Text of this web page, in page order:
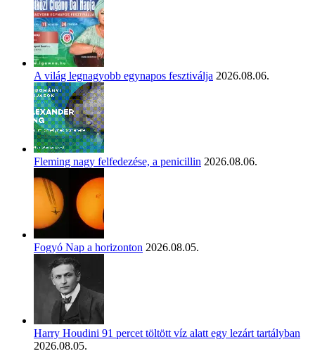
A világ legnagyobb egynapos fesztiválja 2026.08.06.
Fleming nagy felfedezése, a penicillin 2026.08.06.
Fogyó Nap a horizonton 2026.08.05.
Harry Houdini 91 percet töltött víz alatt egy lezárt tartályban
2026.08.05.